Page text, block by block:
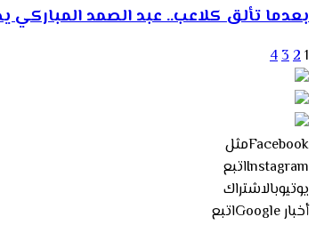
بعدما تألق كلاعب.. عبد الصمد المباركي
1
2
3
4
Facebookمثل
Instagramاتبع
يوتيوبالاشتراك
أخبار Google
اتبع